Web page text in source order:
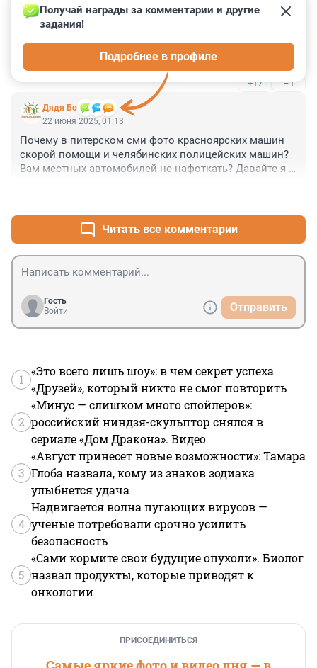
22 июня 2025, 02:01
Хулиганство - на машину скорой помощи нанести
надпись. Телесный вред, физическому лицу при
исполнении, квалифицировать по статье покушение
на убийство.
Спорить не о чем.
Требуем!
+17 –1
Дядя Бо
Получай награды за комментарии и другие
задания!
Подробнее в профиле
22 июня 2025, 01:13
Почему в питерском сми фото красноярских машин
скорой помощи и челябинских полицейских машин?
Вам местных автомобилей не нафоткать? Давайте я
Читать все комментарии
Гость
Войти
Отправить
1
«Это всего лишь шоу»: в чем секрет успеха
«Друзей», который никто не смог повторить
2
«Минус — слишком много спойлеров»:
российский ниндзя-скульптор снялся в
сериале «Дом Дракона». Видео
3
«Август принесет новые возможности»: Тамара
Глоба назвала, кому из знаков зодиака
улыбнется удача
4
Надвигается волна пугающих вирусов —
ученые потребовали срочно усилить
безопасность
5
«Сами кормите свои будущие опухоли». Биолог
назвал продукты, которые приводят к
онкологии
ПРИСОЕДИНИТЬСЯ